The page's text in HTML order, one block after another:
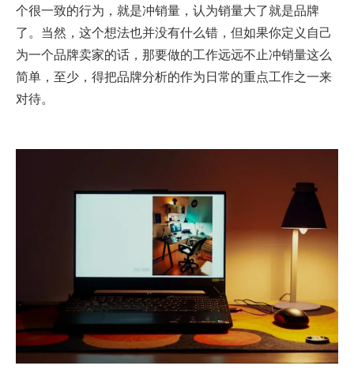
个很一致的行为，就是冲销量，认为销量大了就是品牌
了。当然，这个想法也并没有什么错，但如果你定义自己
为一个品牌卖家的话，那要做的工作远远不止冲销量这么
简单，至少，得把品牌分析的作为日常的重点工作之一来
对待。